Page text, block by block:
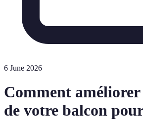
6 June 2026
Comment
de votre balcon